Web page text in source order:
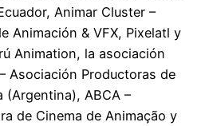
Animar Cluster –
Animación & VFX, Pixelatl y
Animation, la asociación
Asociación Productoras de
(Argentina), ABCA –
de Cinema de Animação y